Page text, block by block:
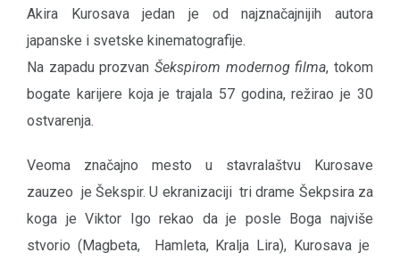
Akira Kurosava jedan je od najznačajnijih autora
japanske i svetske kinematografije.
Na zapadu prozvan Šekspirom modernog filma, tokom
bogate karijere koja je trajala 57 godina, režirao je 30
ostvarenja.
Veoma značajno mesto u stavralaštvu Kurosave
zauzeo je Šekspir. U ekranizaciji tri drame Šekpsira za
koga je Viktor Igo rekao da je posle Boga najviše
stvorio (Magbeta, Hamleta, Kralja Lira), Kurosava je